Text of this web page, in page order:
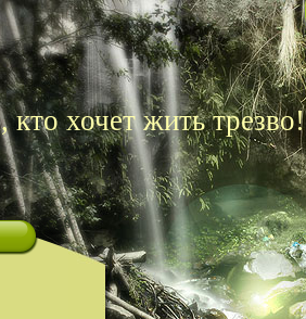
кто хочет жить трезво!